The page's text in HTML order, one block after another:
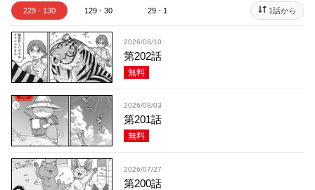
229 - 130 129 - 30 29 - 1 1話から
2026/08/10
第202話
無料
2026/08/03
第201話
無料
2026/07/27
第200話